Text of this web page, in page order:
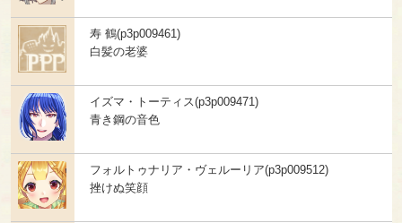
寿 鶴(p3p009461)
白髪の老婆
イズマ・トーティス(p3p009471)
青き鋼の音色
フォルトゥナリア・ヴェルーリア(p3p009512)
挫けぬ笑顔